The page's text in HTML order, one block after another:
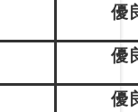
優
優
優